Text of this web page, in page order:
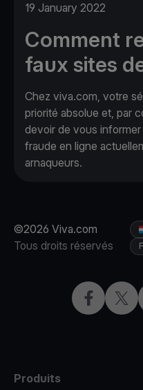
19 January 2022
Comment
faux sites
Chez viva.com, votre
priorité absolue et, par
devoir de vous
fraude en ligne
arnaqueurs.
©2026 Viva.com
Tous droits réservés
Facebook
X
Produits